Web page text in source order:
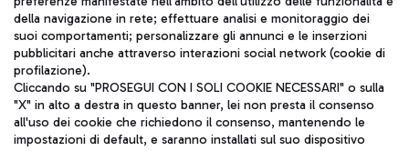
ITA
della navigazione in rete; effettuare analisi e monitoraggio dei
suoi comportamenti; personalizzare gli annunci e le inserzioni
pubblicitari anche attraverso interazioni social network (cookie di
profilazione).
Cliccando su "PROSEGUI CON I SOLI COOKIE NECESSARI" o sulla
"X" in alto a destra in questo banner, lei non presta il consenso
all'uso dei cookie che richiedono il consenso, mantenendo le
impostazioni di default, e saranno installati sul suo dispositivo